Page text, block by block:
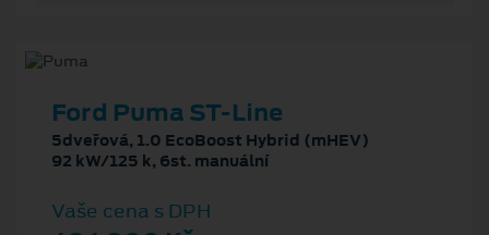
Ford Puma ST-Line
5dveřová, 1.0 EcoBoost Hybrid (mHEV)
92 kW/125 k, 6st. manuální
Vaše cena s DPH